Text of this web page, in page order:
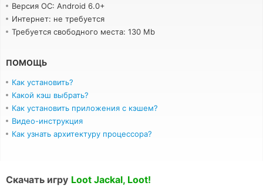
Версия ОС: Android 6.0+
Интернет: не требуется
Требуется свободного места: 130 Mb
ПОМОЩЬ
Как установить?
Какой кэш выбрать?
Как установить приложения с кэшем?
Видео-инструкция
Как узнать архитектуру процессора?
Скачать игру Loot Jackal, Loot!